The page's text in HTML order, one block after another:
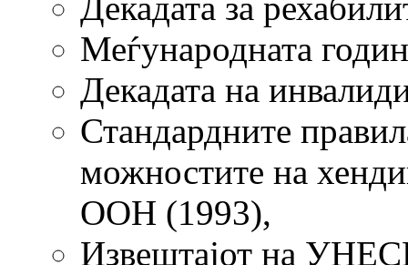
Декадата за
Меѓународната
Декадата на
Стандардните
можностите на
ООН (1993),
Извештајот на